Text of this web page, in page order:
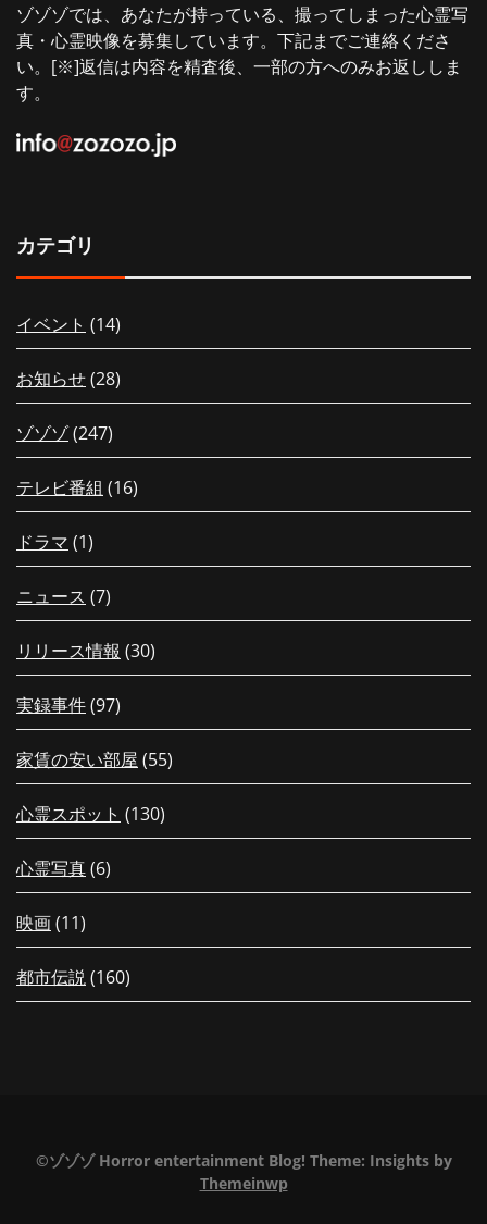
ゾゾゾでは、あなたが持っている、撮ってしまった心霊写
真・心霊映像を募集しています。下記までご連絡くださ
い。[※]返信は内容を精査後、一部の方へのみお返ししま
す。
カテゴリ
イベント (14)
お知らせ(28)
ゾゾゾ(247)
テレビ番組 (16)
ドラマ (1)
ニュース (7)
リリース情報 (30)
実録事件(97)
家賃の安い部屋 (55)
心霊スポット (130)
心霊写真(6)
映画(11)
都市伝説(160)
©ゾゾゾ Horror entertainment Blog! Theme: Insightsby
Themeinwp